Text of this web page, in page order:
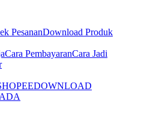
PesananDownload Produk
Cara PembayaranCara Jadi
DOWNLOAD